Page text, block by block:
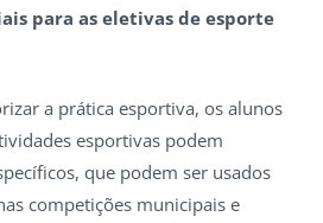
para as eletivas de esporte
a prática esportiva, os alunos
esportivas podem
que podem ser usados
competições municipais e